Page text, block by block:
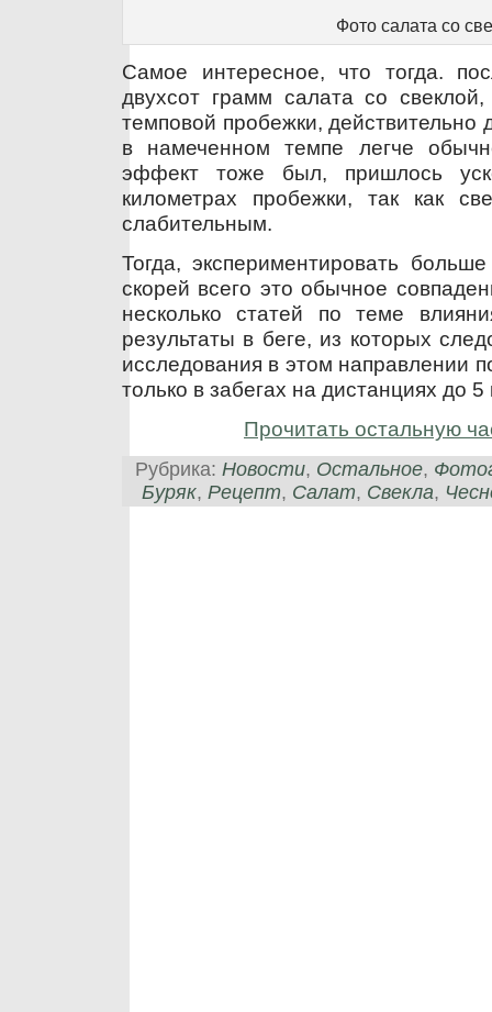
Фото салата со
Самое интересное, что тогда.
двухсот грамм салата со
темповой пробежки,
в намеченном темпе легче
эффект тоже был, пришлось
километрах пробежки, так как
слабительным.
Тогда, экспериментировать
скорей всего это обычное
несколько статей по теме
результаты в беге, из которых
исследования в этом направлении
только в забегах на дистанциях до
Прочитать остальную
Рубрика: Новости, Остальное,
Буряк, Рецепт, Салат, Свекла,